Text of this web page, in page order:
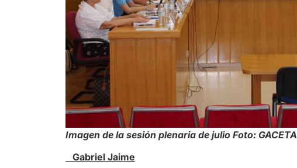
Imagen de la sesión plenaria de julio Foto: GACETA
Gabriel Jaime